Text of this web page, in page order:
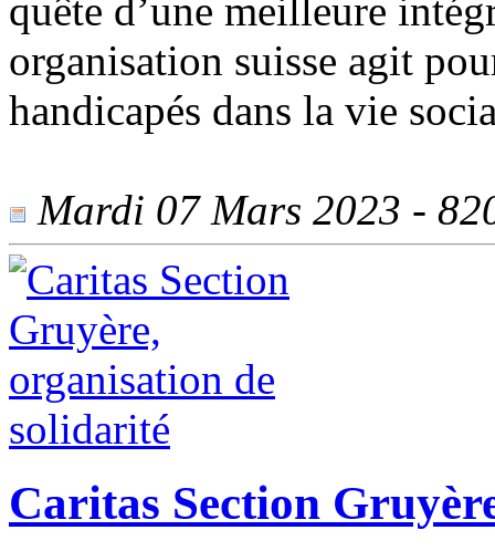
quête d’une meilleure
organisation suisse agit
handicapés dans la vie
Mardi 07 Mars 2023 -
Caritas Section